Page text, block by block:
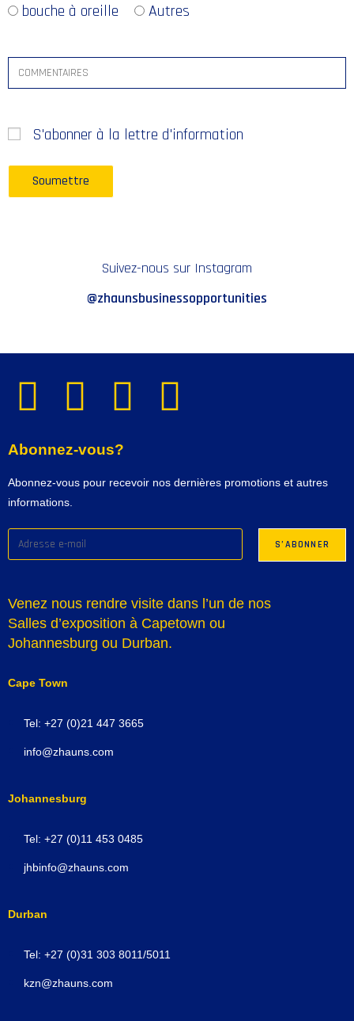
bouche à oreille
Autres
S'abonner à la lettre d'information
Suivez-nous sur Instagram
@zhaunsbusinessopportunities
Abonnez-vous?
Abonnez-vous pour recevoir nos dernières promotions et autres
informations.
Venez nous rendre visite dans l’un de nos
Salles d’exposition à Capetown ou
Johannesburg ou Durban.
Cape Town
Tel: +27 (0)21 447 3665
info@zhauns.com
Johannesburg
Tel: +27 (0)11 453 0485
jhbinfo@zhauns.com
Durban
Tel: +27 (0)31 303 8011/5011
kzn@zhauns.com